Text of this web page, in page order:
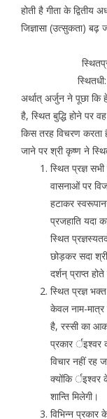
होती है गीता के द्वितीय
जिज्ञासा (उत्सुकता)
अर्थात् अर्जुन ने पूछा कि
है, स्थित बुद्धि होने पर
किस तरह विचरण करता
जाने पर श्री कृष्ण ने
स्थित प्रज्ञ
वासनाओं पर
हटाकर
प्रजहाति यदा
स्थित
छोड़कर सदा
दर्शन् प्राप्त
स्थित प्रज्ञ
केवल नाम-
है, रस्सी का
प्रकार र्इश्वर
विचार नहीं रह
क्योंकि र्इश्वर
शान्ति मिलेगी।
विभिन्न प्रकार